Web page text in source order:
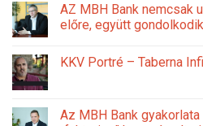
AZ MBH Bank nemcsak
előre, együtt
KKV Portré – Taberna
Az MBH Bank